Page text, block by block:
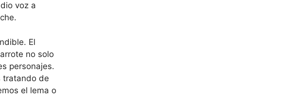
voz a
El
no solo
personajes.
tratando de
el lema o